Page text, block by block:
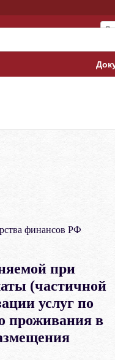
финансов РФ
при
(частичной
услуг по
проживания в